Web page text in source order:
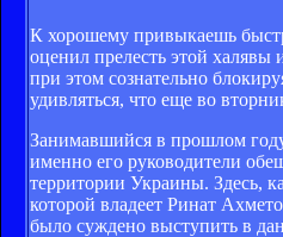
К хорошему привыкаешь
оценил прелесть этой халявы
при этом сознательно
удивляться, что еще во
Занимавшийся в прошлом
именно его руководители
территории Украины. Здесь,
которой владеет Ринат
было суждено выступить в